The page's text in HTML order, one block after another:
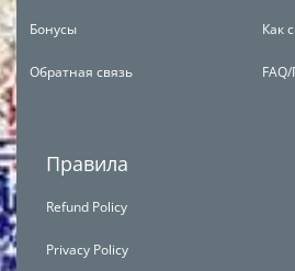
Бонусы
Обратная связь
Как
Правила
Refund Policy
Privacy Policy